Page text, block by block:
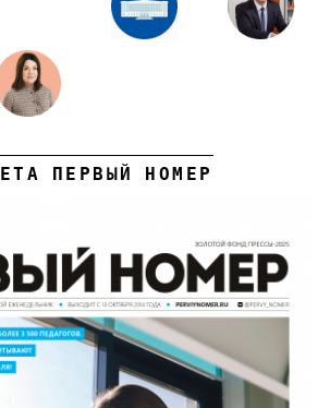
ПЕРВЫЙ НОМЕР